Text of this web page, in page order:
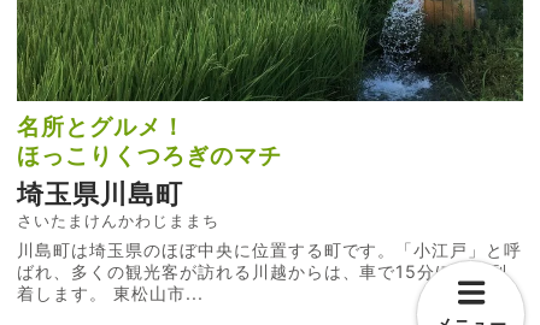
名所とグルメ！
ほっこりくつろぎのマチ
埼玉県川島町
さいたまけんかわじままち
川島町は埼玉県のほぼ中央に位置する町です。「小江戸」と呼
ばれ、多くの観光客が訪れる川越からは、車で15分ほどで到
着します。 東松山市...